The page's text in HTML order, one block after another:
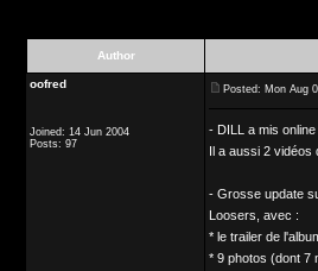
Author
oofred
Joined: 14 Jun 2004
Posts: 97
Posted: Mon Aug
- DILL a mis
Il a aussi 2 vidéos
- Grosse update
Loosers, avec :
* le trailer de
* 9 photos (dont 7